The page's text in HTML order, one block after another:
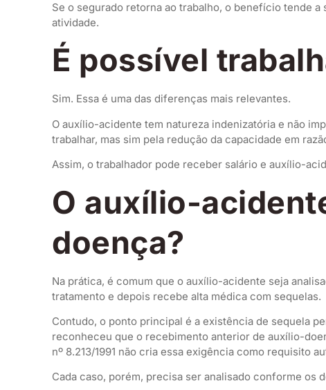
Se o segurado retorna ao trabalho, o benefício tende
atividade.
É possível
Sim. Essa é uma das diferenças mais relevantes.
O auxílio-acidente tem natureza indenizatória e não
trabalhar, mas sim pela redução da capacidade em
Assim, o trabalhador pode receber salário e auxílio-
O auxílio-
doença?
Na prática, é comum que o auxílio-acidente seja
tratamento e depois recebe alta médica com sequelas.
Contudo, o ponto principal é a existência de sequela
reconheceu que o recebimento anterior de auxílio-
nº 8.213/1991 não cria essa exigência como requisito
Cada caso, porém, precisa ser analisado conforme